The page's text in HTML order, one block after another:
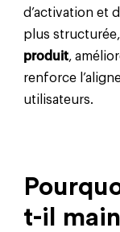
d’activation et
plus
produit,
renforce
utilisateurs.
t-il